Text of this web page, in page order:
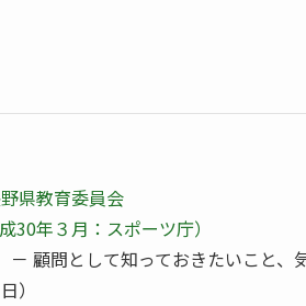
県教育委員会
年３月：スポーツ庁）
－ 顧問として知っておきたいこと、
）